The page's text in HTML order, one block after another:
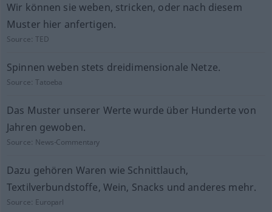
Wir können sie weben, stricken, oder nach diesem
Muster hier anfertigen.
Source:TED
Spinnen weben stets dreidimensionale Netze.
Source:Tatoeba
Das Muster unserer Werte wurde über Hunderte von
Jahren gewoben.
Source: News-Commentary
Dazu gehören Waren wie Schnittlauch,
Textilverbundstoffe, Wein, Snacks und anderes mehr.
Source: Europarl